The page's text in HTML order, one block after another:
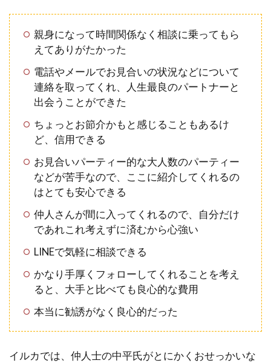
親身になって時間関係なく相談に乗ってもら
えてありがたかった
電話やメールでお見合いの状況などについて
連絡を取ってくれ、人生最良のパートナーと
出会うことができた
ちょっとお節介かもと感じることもあるけ
ど、信用できる
お見合いパーティー的な大人数のパーティー
などが苦手なので、ここに紹介してくれるの
はとても安心できる
仲人さんが間に入ってくれるので、自分だけ
であれこれ考えずに済むから心強い
LINEで気軽に相談できる
かなり手厚くフォローしてくれることを考え
ると、大手と比べても良心的な費用
本当に勧誘がなく良心的だった
イルカでは、仲人士の中平氏がとにかくおせっかいな